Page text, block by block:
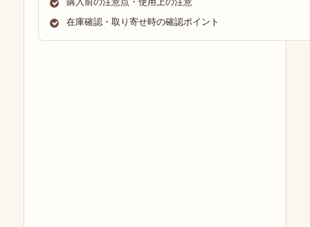
在庫確認・取り寄せ時の確認ポイント